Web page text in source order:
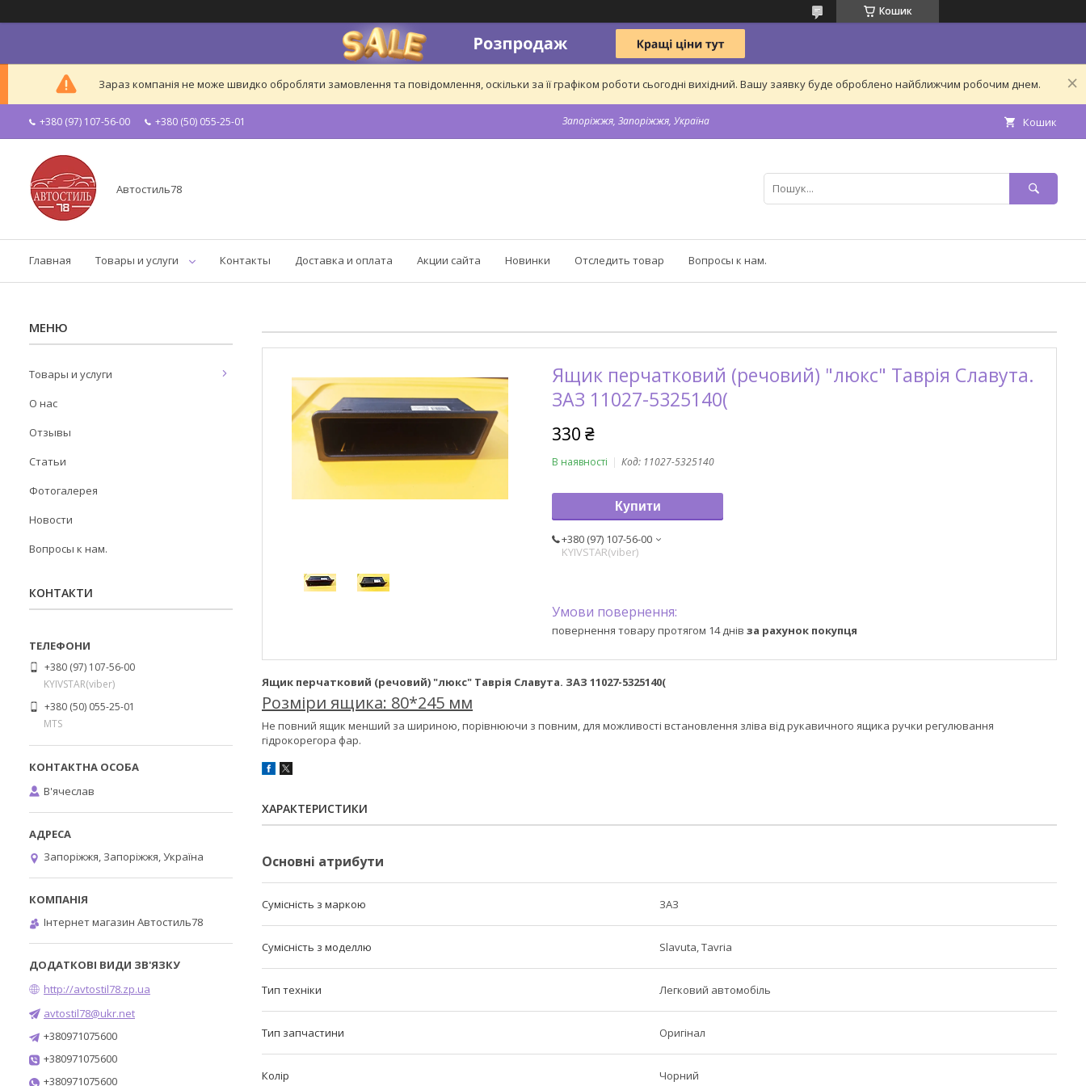
Кошик
Зараз компанія не може швидко обробляти замовлення та повідомлення, оскільки за її графіком роботи сьогодні вихідний. Вашу заявку буде оброблено найближчим робочим днем.
+380 (97) 107-56-00 +380 (50) 055-25-01 Запоріжжя, Запоріжжя, Україна Кошик
Автостиль78
Главная Товары и услуги Контакты Доставка и оплата Акции сайта Новинки Отследить товар Вопросы к нам.
Ящик перчатковий (речовий) "люкс" Таврія Славута.
ЗАЗ 11027-5325140(
330 ₴
В наявності Код: 11027-5325140
Купити
+380 (97) 107-56-00
KYIVSTAR(viber)
повернення товару протягом 14 днів за рахунок покупця
Ящик перчатковий (речовий) "люкс" Таврія Славута. ЗАЗ 11027-5325140(
Розміри ящика: 80*245 мм
Не повний ящик менший за шириною, порівнюючи з повним, для можливості встановлення зліва від рукавичного ящика ручки регулювання
гідрокорегора фар.
ХАРАКТЕРИСТИКИ
Основні атрибути
Сумісність з маркою ЗАЗ
Сумісність з моделлю Slavuta, Tavria
Тип техніки Легковий автомобіль
Тип запчастини Оригінал
Колір Чорний
Товары и услуги
О нас
Отзывы
Статьи
Фотогалерея
Новости
Вопросы к нам.
КОНТАКТИ
+380 (97) 107-56-00
KYIVSTAR(viber)
+380 (50) 055-25-01
MTS
В'ячеслав
Запоріжжя, Запоріжжя, Україна
Інтернет магазин Автостиль78
http://avtostil78.zp.ua
avtostil78@ukr.net
+380971075600
+380971075600
+380971075600